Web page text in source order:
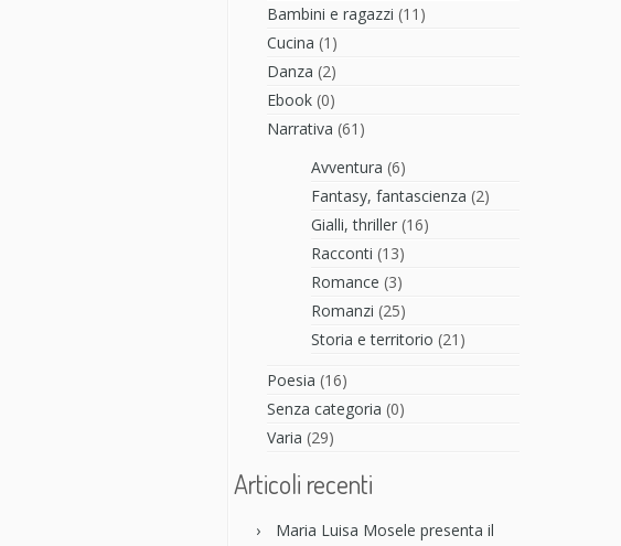
Bambini e ragazzi (11)
Cucina (1)
Danza (2)
Ebook (0)
Narrativa (61)
Avventura (6)
Fantasy, fantascienza (2)
Gialli, thriller (16)
Racconti (13)
Romance (3)
Romanzi (25)
Storia e territorio (21)
Poesia (16)
Senza categoria (0)
Varia (29)
Articoli recenti
Maria Luisa Mosele presenta il